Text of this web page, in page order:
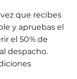
vez que recibes
y apruebas el
el 50% de
despacho.